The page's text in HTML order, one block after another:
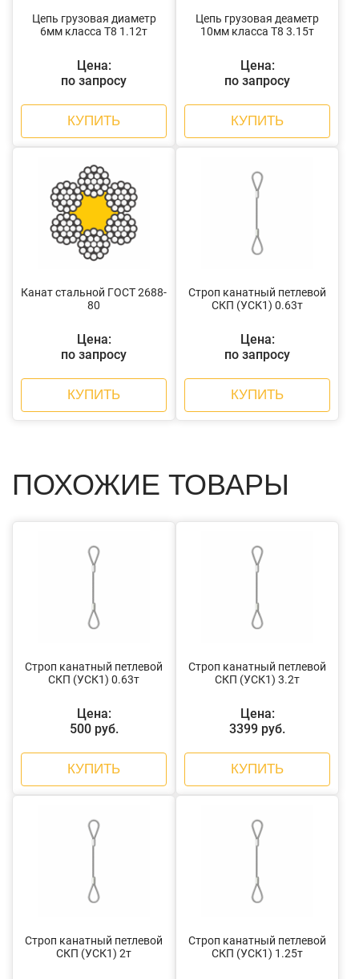
Цепь грузовая диаметр
6мм класса Т8 1.12т
Цена:
по запросу
КУПИТЬ
Цепь грузовая деаметр
10мм класса Т8 3.15т
Цена:
по запросу
КУПИТЬ
Канат стальной ГОСТ 2688-
80
Цена:
по запросу
КУПИТЬ
Строп канатный петлевой
СКП (УСК1) 0.63т
Цена:
по запросу
КУПИТЬ
ПОХОЖИЕ ТОВАРЫ
Строп канатный петлевой
СКП (УСК1) 0.63т
Цена:
500 руб.
КУПИТЬ
Строп канатный петлевой
СКП (УСК1) 3.2т
Цена:
3399 руб.
КУПИТЬ
Строп канатный петлевой
СКП (УСК1) 2т
Строп канатный петлевой
СКП (УСК1) 1.25т